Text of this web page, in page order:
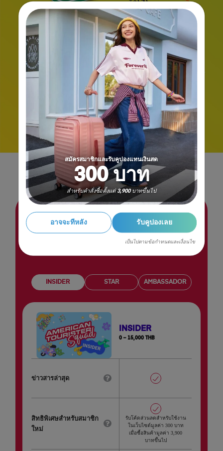
สมัครสมาชิกและรับคูปองแทนเงินสด
300 บาท
สำหรับคำสั่งซื้อตั้งแต่ 3,900 บาทขึ้นไป
อาจจะทีหลัง รับคูปองเลย
เป็นไปตามข้อกำหนดและเงื่อนไข
ลงทะเบียนตอนนี้
เข้าร่วมโปรแกรมสมาชิกสุดพิเศษของเรา และรับสิทธิ
ประโยชน์พิเศษเพิ่มเติมสำหรับการซื้อทุกครั้ง รวมถึงได้
รับคำเชิญเข้าร่วมงานเปิดตัวและกิจกรรมพิเศษตลอดทั้ง
INSIDER STAR AMBASSADOR
INSIDER
0 – 15,000 THB
ข่าวสารล่าสุด
สิทธิพิเศษสำหรับสมาชิก
ใหม่
รับโค้ดส่วนลดสำหรับใช้งาน
ในเว็บไซต์มูลค่า 300 บาท
เมื่อซื้อสินค้ามูลค่า 3,900
บาทขึ้นไป